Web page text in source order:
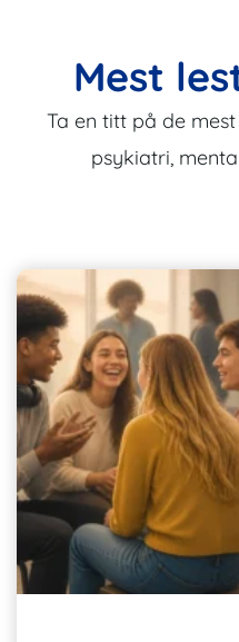
Mest
Ta en titt på de
psykiatri,